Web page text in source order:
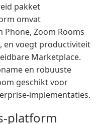
pakket
omvat
Zoom Rooms
en voegt productiviteit
Marketplace.
en robuuste
geschikt voor
implementaties.
platform